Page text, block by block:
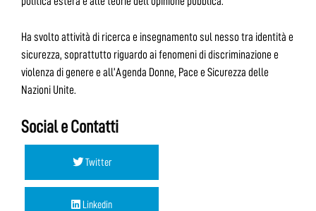
Ha svolto attività di ricerca e insegnamento sul nesso tra identità e
sicurezza, soprattutto riguardo ai fenomeni di discriminazione e
violenza di genere e all’Agenda Donne, Pace e Sicurezza delle
Nazioni Unite.
Social e Contatti
Twitter
Linkedin